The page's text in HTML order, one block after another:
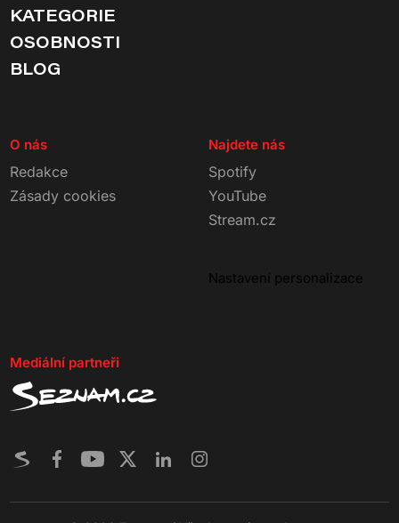
KATEGORIE
OSOBNOSTI
BLOG
O nás
Redakce
Zásady cookies
Najdete nás
Spotify
YouTube
Stream.cz
Nastavení personalizace
Mediální partneři